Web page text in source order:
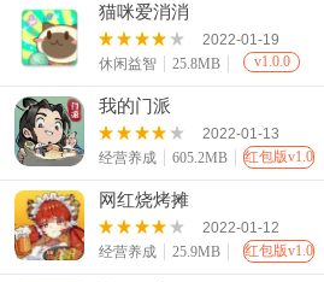
猫咪爱消消
2022-01-19
休闲益智
25.8MB v1.0.0
我的门派
2022-01-13
经营养成
605.2MB 红包版v1.0
网红烧烤摊
2022-01-12
经营养成
25.9MB 红包版v1.0